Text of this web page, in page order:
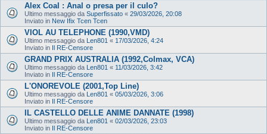
Alex Coal : Anal o presa per il culo?
Ultimo messaggio da Superfissato « 29/03/2026, 20:08
Inviato in New Ifix Tcen Tcen
VIOL AU TELEPHONE (1990,VMD)
Ultimo messaggio da Len801 « 17/03/2026, 4:24
Inviato in Il RE-Censore
GRAND PRIX AUSTRALIA (1992,Colmax, VCA)
Ultimo messaggio da Len801 « 11/03/2026, 3:42
Inviato in Il RE-Censore
L'ONOREVOLE (2001,Top Line)
Ultimo messaggio da Len801 « 05/03/2026, 3:06
Inviato in Il RE-Censore
IL CASTELLO DELLE ANIME DANNATE (1998)
Ultimo messaggio da Len801 « 02/03/2026, 23:03
Inviato in Il RE-Censore